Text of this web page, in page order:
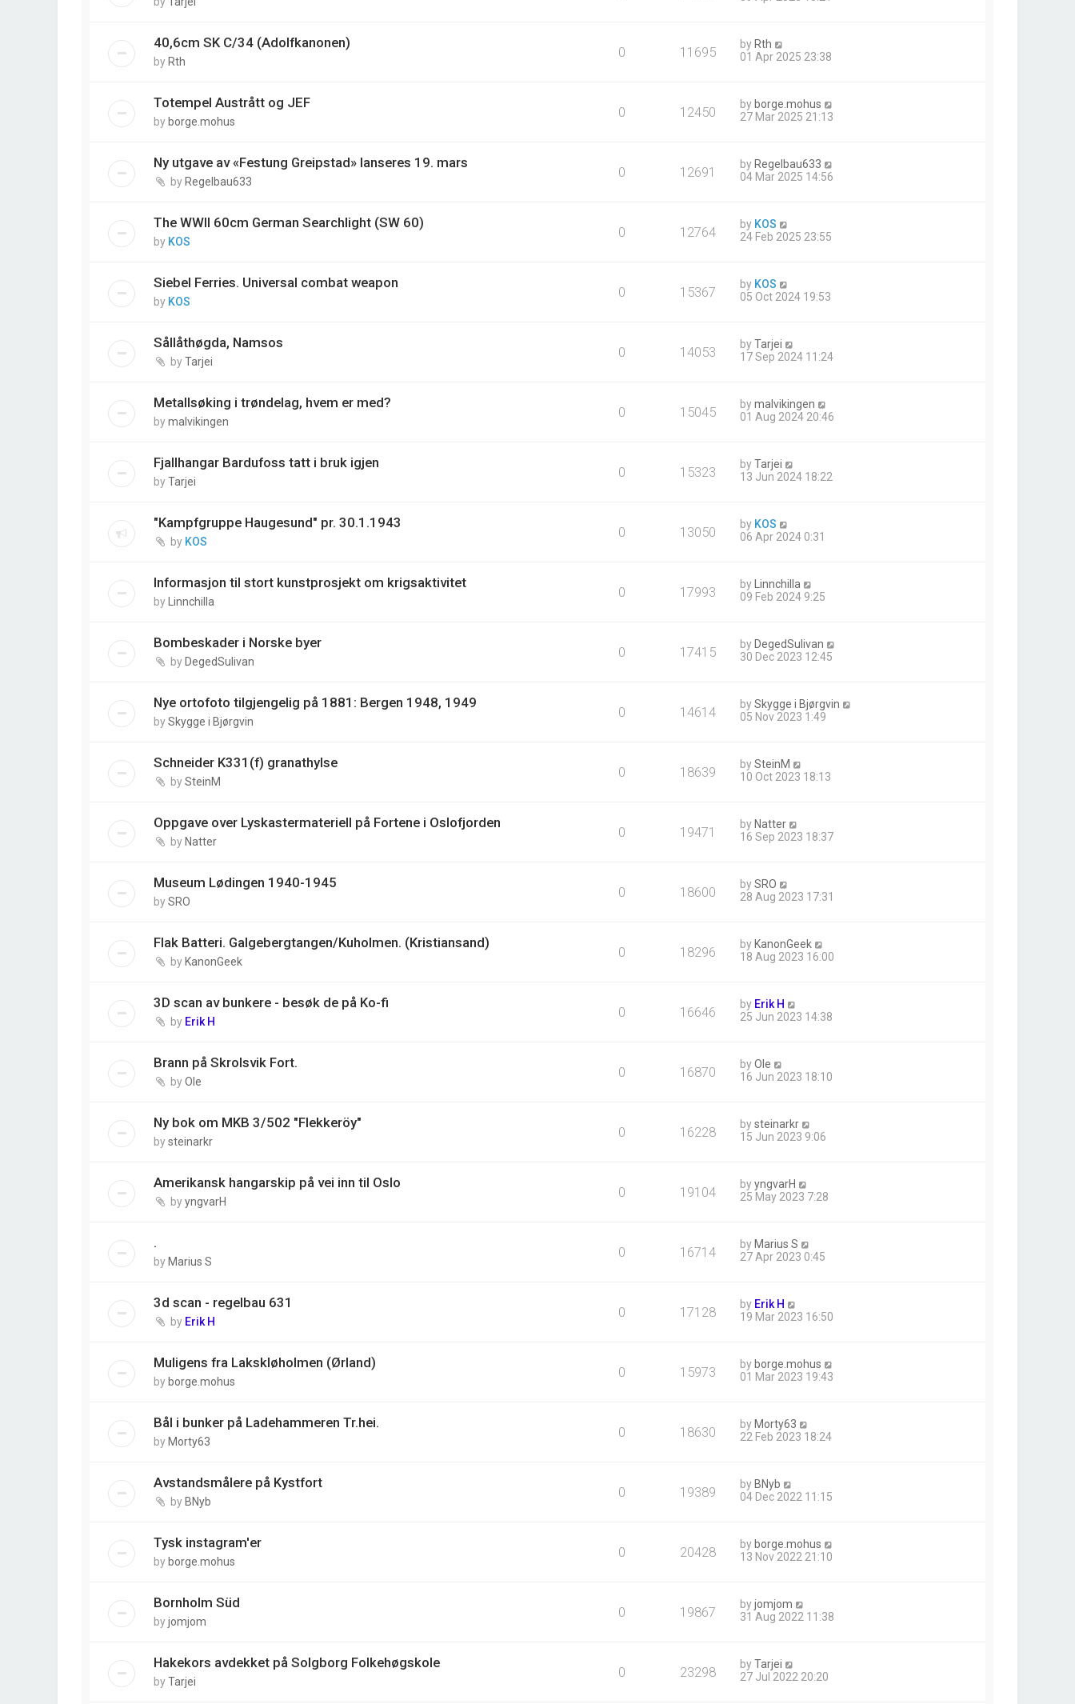
40,6cm SK C/34 (Adolfkanonen)
by Rth
0 11695 by Rth
01 Apr 2025 23:38
Totempel Austrått og JEF
by borge.mohus
0 12450 by borge.mohus
27 Mar 2025 21:13
Ny utgave av «Festung Greipstad» lanseres 19. mars
by Regelbau633
0 12691 by Regelbau633
04 Mar 2025 14:56
The WWII 60cm German Searchlight (SW 60)
by KOS
0 12764 by KOS
24 Feb 2025 23:55
Siebel Ferries. Universal combat weapon
by KOS
0 15367 by KOS
05 Oct 2024 19:53
Sållåthøgda, Namsos
byTarjei
0 14053 byTarjei
17 Sep 2024 11:24
Metallsøking i trøndelag, hvem er med?
bymalvikingen
0 15045 bymalvikingen
01 Aug 2024 20:46
Fjallhangar Bardufoss tatt i bruk igjen
byTarjei
0 15323 byTarjei
13 Jun 2024 18:22
"Kampfgruppe Haugesund" pr. 30.1.1943
by KOS
0 13050 by KOS
06 Apr 2024 0:31
Informasjon til stort kunstprosjekt om krigsaktivitet
by Linnchilla
0 17993 by
Linnchilla
09 Feb 2024 9:25
Bombeskader i Norske byer
by DegedSulivan
0 17415 by DegedSulivan
30 Dec 2023 12:45
Nye ortofoto tilgjengelig på 1881: Bergen 1948, 1949
bySkygge i Bjørgvin
0 14614 bySkygge i Bjørgvin
05 Nov 2023 1:49
Schneider K331(f) granathylse
bySteinM
0 18639 bySteinM
10 Oct 2023 18:13
Oppgave over Lyskastermateriell på Fortene i Oslofjorden
by Natter
0 19471 by Natter
16 Sep 2023 18:37
Museum Lødingen 1940-1945
bySRO
0 18600 bySRO
28 Aug 2023 17:31
Flak Batteri. Galgebergtangen/Kuholmen. (Kristiansand)
by KanonGeek
0 18296 by KanonGeek
18 Aug 2023 16:00
3D scan av bunkere - besøk de på Ko-fi
by Erik H
0 16646 by Erik H
25 Jun 2023 14:38
Brann på Skrolsvik Fort.
byOle
0 16870 byOle
16 Jun 2023 18:10
Ny bok om MKB 3/502 "Flekkeröy"
bysteinarkr
0 16228 bysteinarkr
15 Jun 2023 9:06
Amerikansk hangarskip på vei inn til Oslo
byyngvarH
0 19104 byyngvarH
25 May 2023 7:28
.
by Marius S
0 16714 by Marius S
27 Apr 2023 0:45
3d scan - regelbau 631
by Erik H
0 17128 by Erik H
19 Mar 2023 16:50
Muligens fra Lakskløholmen (Ørland)
by borge.mohus
0 15973 by borge.mohus
01 Mar 2023 19:43
Bål i bunker på Ladehammeren Tr.hei.
by Morty63
0 18630 by Morty63
22 Feb 2023 18:24
Avstandsmålere på Kystfort
by BNyb
0 19389 by BNyb
04 Dec 2022 11:15
Tysk instagram'er
by borge.mohus
0 20428 by borge.mohus
13 Nov 2022 21:10
Bornholm Süd
byjomjom
0 19867 byjomjom
31 Aug 2022 11:38
Hakekors avdekket på Solgborg Folkehøgskole
byTarjei
0 23298 byTarjei
27 Jul 2022 20:20